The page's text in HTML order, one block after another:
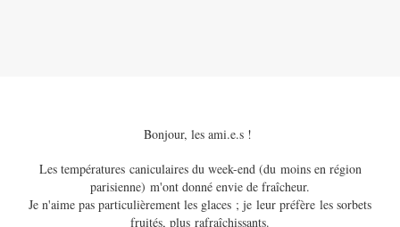
Bonjour, les ami.e.s !
Les températures caniculaires du week-end (du moins en région
parisienne) m'ont donné envie de fraîcheur.
Je n'aime pas particulièrement les glaces ; je leur préfère les sorbets
fruités, plus rafraîchissants.